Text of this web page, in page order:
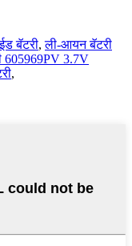
बॅटरी,ली-आयन बॅटरी
605969PV 3.7V
,